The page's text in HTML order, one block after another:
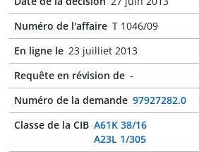
Numéro de l'affaire T 1046/09
En ligne le 23 juilliet 2013
Requête en révision de -
Numéro de la demande 97927282.0
Classe de la CIB A61K 38/16
A23L 1/305